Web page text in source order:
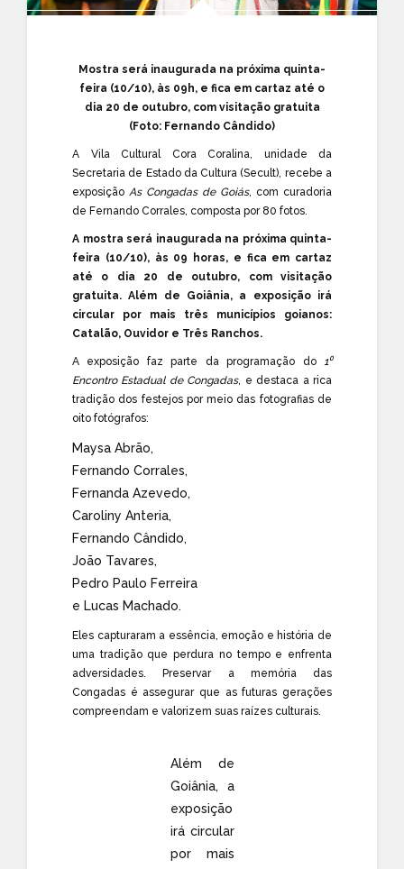
Mostra será inaugurada na próxima quinta-
feira (10/10), às 09h, e fica em cartaz até o
dia 20 de outubro, com visitação gratuita
(Foto: Fernando Cândido)
A Vila Cultural Cora Coralina, unidade da
Secretaria de Estado da Cultura (Secult), recebe a
exposição As Congadas de Goiás, com curadoria
de Fernando Corrales, composta por 80 fotos.
A mostra será inaugurada na próxima quinta-
feira (10/10), às 09 horas, e fica em cartaz
até o dia 20 de outubro, com visitação
gratuita. Além de Goiânia, a exposição irá
circular por mais três municípios goianos:
Catalão, Ouvidor e Três Ranchos.
A exposição faz parte da programação do
1⁰
Encontro Estadual de Congadas, e destaca a rica
tradição dos festejos por meio das fotografias de
oito fotógrafos:
Maysa Abrão,
Fernando Corrales,
Fernanda Azevedo,
Caroliny Anteria,
Fernando Cândido,
João Tavares,
Pedro Paulo Ferreira
e Lucas Machado.
Eles capturaram a essência, emoção e história de
uma tradição que perdura no tempo e enfrenta
adversidades. Preservar a memória das
Congadas é assegurar que as futuras gerações
compreendam e valorizem suas raízes culturais.
Além de
Goiânia, a
exposição
irá circular
por mais